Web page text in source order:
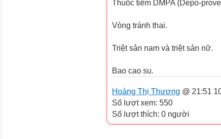
Thuốc tiêm DMPA (Depo-
Vòng tránh thai.
Triệt sản nam và triệt sản nữ.
Bao cao su.
Hoàng Thị Thương @ 21:51
Số lượt xem: 550
Số lượt thích: 0 người